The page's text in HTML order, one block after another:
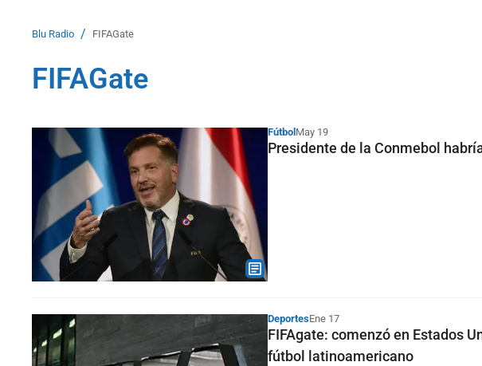
Blu Radio / FIFAGate
FIFAGate
Fútbol May 19
Presidente de la Conmebol
DeportesEne 17
FIFAgate: comenzó en Estados
fútbol latinoamericano